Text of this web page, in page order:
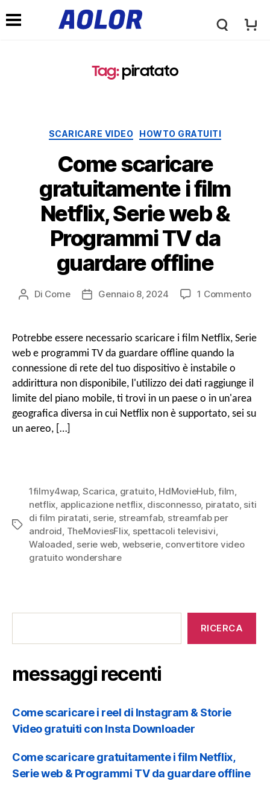
l
o
a
o
o
e
Tag: piratato
Categorie
SCARICARE VIDEO HOWTO GRATUITI
Come scaricare
gratuitamente i film
Netflix, Serie web &
Programmi TV da
guardare offline
Post
Di Come
DataGennaio 8, 2024 1 CommentoSU
web
&
Potrebbe essere necessario scaricare i film Netflix, Serie
web e programmi TV da guardare offline quando la
connessione di rete del tuo dispositivo è instabile o
addirittura non disponibile, l'utilizzo dei dati raggiunge il
limite del piano mobile, ti trovi in ​​un paese o in un'area
geografica diversa in cui Netflix non è supportato, sei su
un aereo, […]
Tag
1filmy4wap, Scarica gratuito, HdMovieHub,film
netflix applicazione netflix, disconnesso, piratato, siti
di film piratati serie streamfab, streamfab per
android TheMoviesFlix, spettacoli televisivi
Waloaded serie web webserie, convertitore video
gratuito wondershare
messaggi
RICERCA
messaggi recenti
Come scaricare i reel di Instagram & Storie
Video gratuiti con Insta Downloader
Come scaricare gratuitamente i film Netflix,
Serie web & Programmi TV da guardare offline